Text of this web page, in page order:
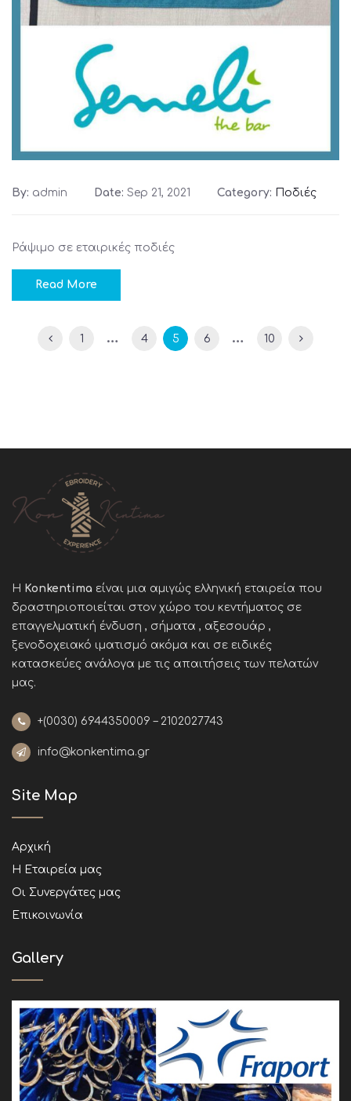
By: admin Date: Sep 21, 2021 Category: Ποδιές
Ράψιμο σε εταιρικές ποδιές
Read More
1 … 4 5 6 … 10
Η Konkentima είναι μια αμιγώς ελληνική εταιρεία που
δραστηριοποιείται στον χώρο του κεντήματος σε
επαγγελματική ένδυση , σήματα , αξεσουάρ ,
ξενοδοχειακό ιματισμό ακόμα και σε ειδικές
κατασκεύες ανάλογα με τις απαιτήσεις των πελατών
μας.
+(0030) 6944350009 – 2102027743
info@konkentima.gr
Site Map
Αρχική
Η Εταιρεία μας
Οι Συνεργάτες μας
Επικοινωνία
Gallery